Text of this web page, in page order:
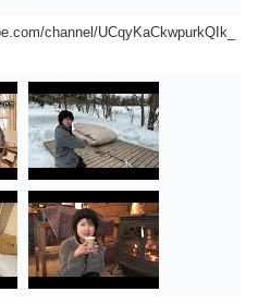
channel/UCqyKaCkwpurkQIk_